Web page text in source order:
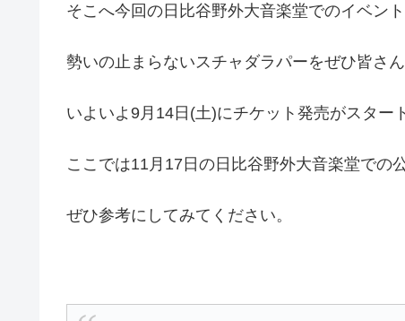
そこへ今回の日比谷野外大音楽堂でのイベント
勢いの止まらないスチャダラパーをぜひ皆さ
いよいよ9月14日(土)にチケット発売がスター
ここでは11月17日の日比谷野外大音楽堂での
ぜひ参考にしてみてください。